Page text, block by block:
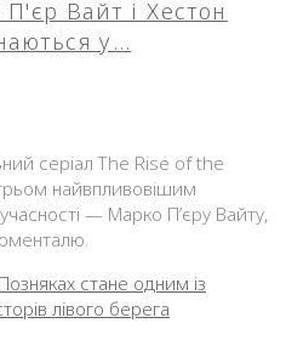
Вайт і Хестон
у…
серіал The Rise of the
найвпливовішим
— Марко П’єру Вайту,